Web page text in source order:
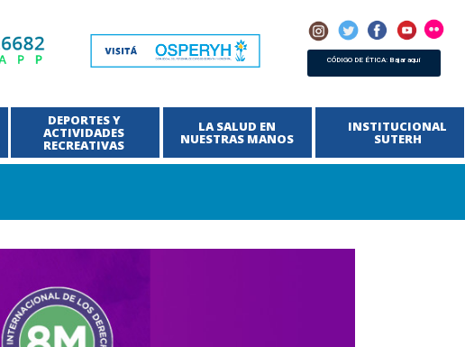
CÓDIGO DE ÉTICA: Bajar aquí
DEPORTES Y
ACTIVIDADES
RECREATIVAS
LA SALUD EN
NUESTRAS MANOS
INSTITUCIONAL
SUTERH